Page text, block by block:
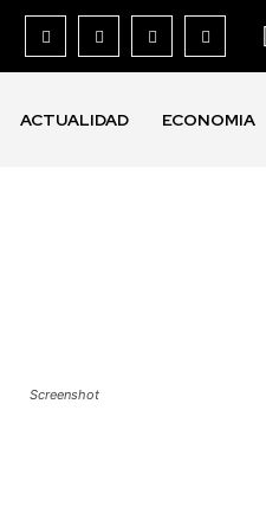
ACTUALIDAD ECONOMIA
Screenshot